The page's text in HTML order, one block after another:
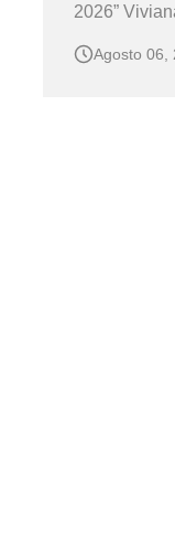
2026”
que une India,
Agosto 06,